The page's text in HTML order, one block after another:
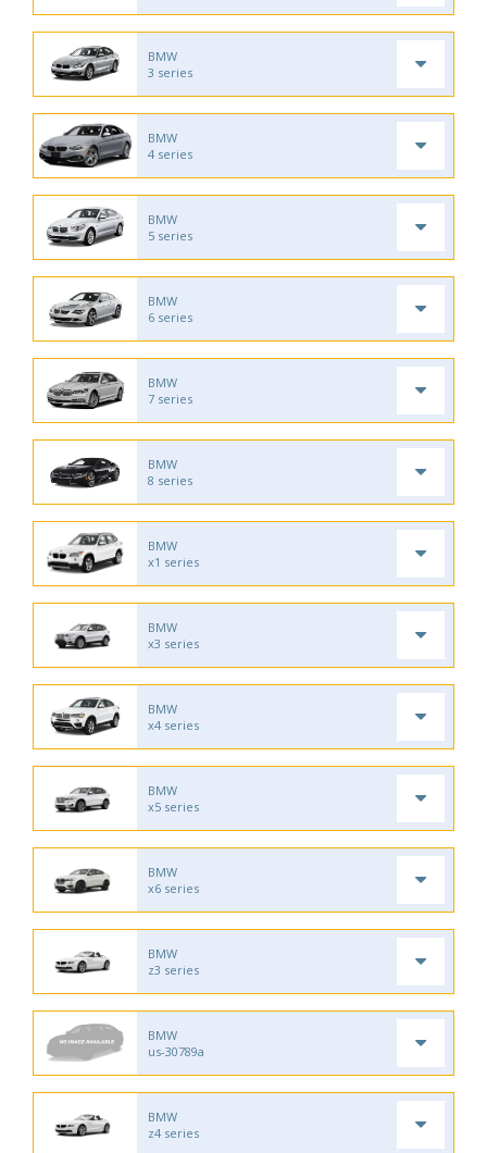
BMW
3 series
BMW
4 series
BMW
5 series
BMW
6 series
BMW
7 series
BMW
8 series
BMW
x1 series
BMW
x3 series
BMW
x4 series
BMW
x5 series
BMW
x6 series
BMW
z3 series
BMW
us-30789a
BMW
z4 series